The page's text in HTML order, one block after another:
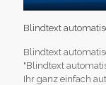
Blindtext
Blindtext
"Blindtext
Ihr ganz einfach